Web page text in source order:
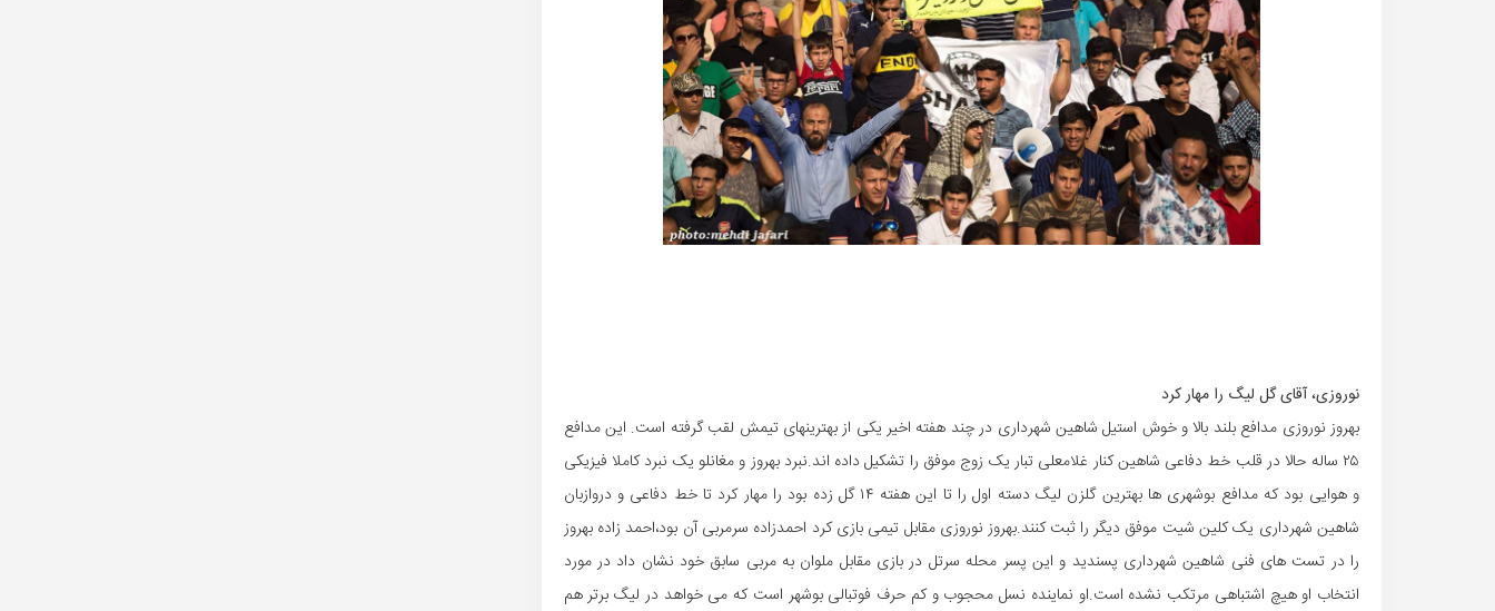
نوروزی، آقای گل لیگ را مهار کرد
بهروز نوروزی مدافع بلند بالا و خوش استیل شاهین شهرداری در چند هفته اخیر یکی از بهترینهای تیمش لقب گرفته است. این مدافع
۲۵ ساله حالا در قلب خط دفاعی شاهین کنار غلامعلی تبار یک زوج موفق را تشکیل داده اند.نبرد بهروز و مغانلو یک نبرد کاملا فیزیکی
و هوایی بود که مدافع بوشهری ها بهترین گلزن لیگ دسته اول را تا این هفته ۱۴ گل زده بود را مهار کرد تا خط دفاعی و دروازبان
شاهین شهرداری یک کلین شیت موفق دیگر را ثبت کنند.بهروز نوروزی مقابل تیمی بازی کرد احمدزاده سرمربی آن بود،احمد زاده بهروز
را در تست های فنی شاهین شهرداری پسندید و این پسر محله سرتل در بازی مقابل ملوان به مربی سابق خود نشان داد در مورد
انتخاب او هیچ اشتباهی مرتکب نشده است.او نماینده نسل محجوب و کم حرف فوتبالی بوشهر است که می خواهد در لیگ برتر هم